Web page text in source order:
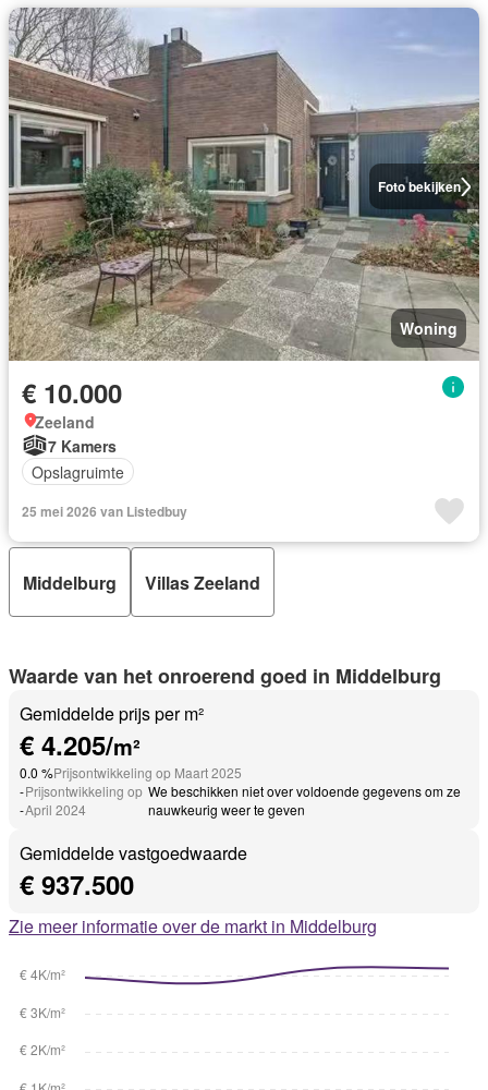
Foto bekijken
Woning
€ 10.000
Zeeland
7 Kamers
Opslagruimte
25 mei 2026 van Listedbuy
Middelburg Villas Zeeland
Waarde van het onroerend goed in Middelburg
Gemiddelde prijs per m²
€ 4.205/m²
0.0 %Prijsontwikkeling op Maart 2025
-
-
Prijsontwikkeling op
April 2024
We beschikken niet over voldoende gegevens om ze
nauwkeurig weer te geven
Gemiddelde vastgoedwaarde
€ 937.500
Zie meer informatie over de markt in Middelburg